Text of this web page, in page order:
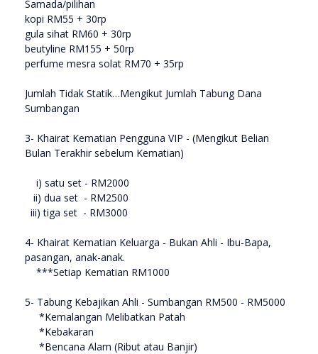
Samada/pilihan
kopi RM55 + 30rp
gula sihat RM60 + 30rp
beutyline RM155 + 50rp
perfume mesra solat RM70 + 35rp
Jumlah Tidak Statik…Mengikut Jumlah Tabung Dana
Sumbangan
3- Khairat Kematian Pengguna VIP - (Mengikut Belian
Bulan Terakhir sebelum Kematian)
i) satu set - RM2000
ii) dua set - RM2500
iii) tiga set - RM3000
4- Khairat Kematian Keluarga - Bukan Ahli - Ibu-Bapa,
pasangan, anak-anak.
***Setiap Kematian RM1000
5- Tabung Kebajikan Ahli - Sumbangan RM500 - RM5000
*Kemalangan Melibatkan Patah
*Kebakaran
*Bencana Alam (Ribut atau Banjir)